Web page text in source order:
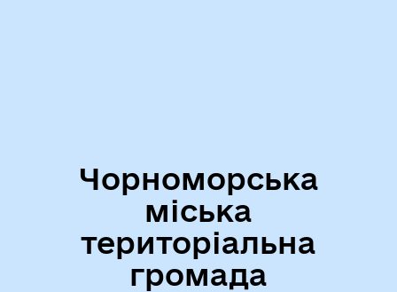
Чорноморська
міська
територіальна
громада